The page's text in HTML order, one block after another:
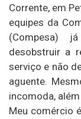
Corrente, em
equipes da
(Compesa)
desobstruir a
serviço e não
aguente.
incomoda,
Meu comércio